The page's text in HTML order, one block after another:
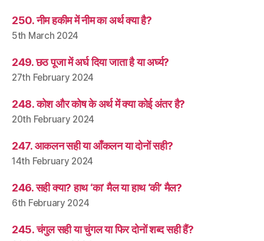
250. नीम हकीम में नीम का अर्थ क्या है?
5th March 2024
249. छठ पूजा में अर्घ दिया जाता है या अर्घ्य?
27th February 2024
248. कोश और कोष के अर्थ में क्या कोई अंतर है?
20th February 2024
247. आकलन सही या आँकलन या दोनों सही?
14th February 2024
246. सही क्या? हाथ ‘का’ मैल या हाथ ‘की’ मैल?
6th February 2024
245. चंगुल सही या चुंगल या फिर दोनों शब्द सही हैं?